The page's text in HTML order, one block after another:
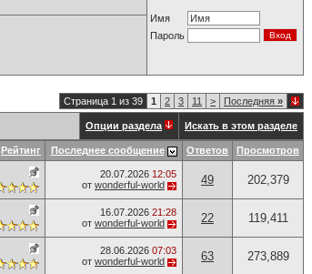
Имя
Пароль
Страница 1 из 39 1 2 3 11 > Последняя »
Опции раздела Искать в этом разделе
Рейтинг Последнее сообщение Ответов Просмотров
20.07.2026 12:05
от wonderful-world 49 202,379
16.07.2026 21:28
от wonderful-world 22 119,411
28.06.2026 07:03
от wonderful-world 63 273,889